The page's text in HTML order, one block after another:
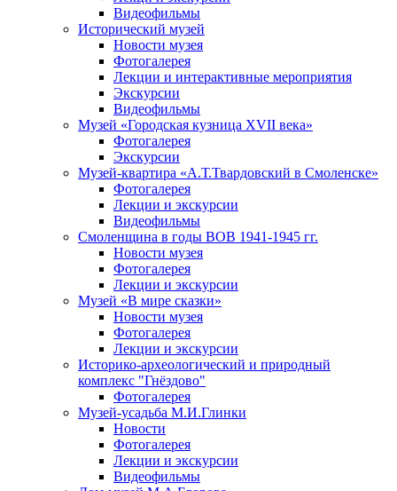
Видеофильмы
Исторический музей
Новости музея
Фотогалерея
Лекции и интерактивные мероприятия
Экскурсии
Видеофильмы
Музей «Городская кузница XVII века»
Фотогалерея
Экскурсии
Музей-квартира «А.Т.Твардовский в Смоленске»
Фотогалерея
Лекции и экскурсии
Видеофильмы
Смоленщина в годы ВОВ 1941-1945 гг.
Новости музея
Фотогалерея
Лекции и экскурсии
Музей «В мире сказки»
Новости музея
Фотогалерея
Лекции и экскурсии
Историко-археологический и природный
комплекс "Гнёздово"
Фотогалерея
Музей-усадьба М.И.Глинки
Новости
Фотогалерея
Лекции и экскурсии
Видеофильмы